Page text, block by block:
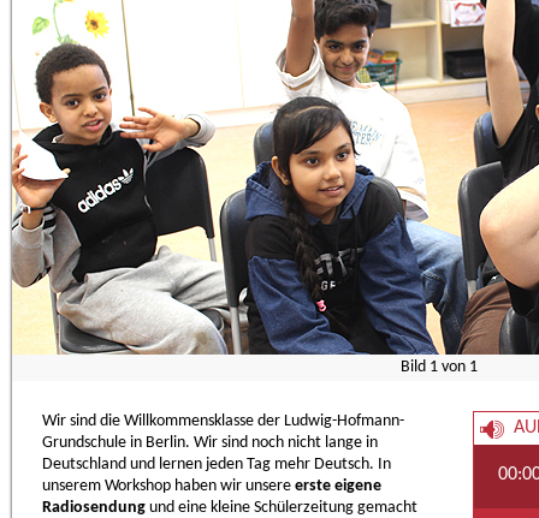
Bild 1 von 1
Wir sind die Willkommensklasse der Ludwig-Hofmann-
Grundschule in Berlin. Wir sind noch nicht lange in
Deutschland und lernen jeden Tag mehr Deutsch. In
unserem Workshop haben wir unsere erste eigene
Radiosendung und eine kleine Schülerzeitung gemacht